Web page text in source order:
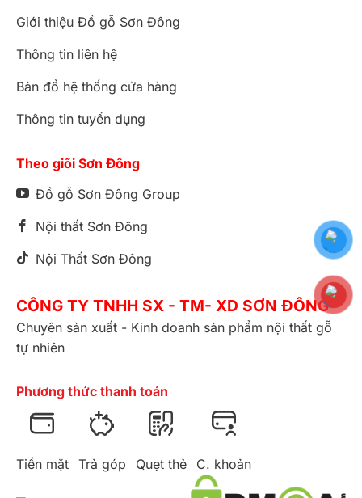
Giới thiệu Đồ gỗ Sơn Đông
Thông tin liên hệ
Bản đồ hệ thống cửa hàng
Thông tin tuyển dụng
Theo giõi Sơn Đông
Đồ gỗ Sơn Đông Group
Nội thất Sơn Đông
Nội Thất Sơn Đông
CÔNG TY TNHH SX - TM- XD SƠN ĐÔNG
Chuyên sản xuất - Kinh doanh sản phẩm nội thất gỗ
tự nhiên
Phương thức thanh toán
Tiền mặt Trả góp Quẹt thẻ C. khoản